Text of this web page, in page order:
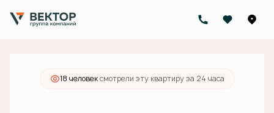
3-комнатная 24 664 000 руб.
Ипотекаот 78 409 руб./мес.
18 человексмотрели эту квартиру за 24 часа